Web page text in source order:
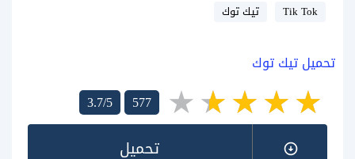
Tik Tok تيك توك
تحميل تيك توك
3.7/5
577
تحميل